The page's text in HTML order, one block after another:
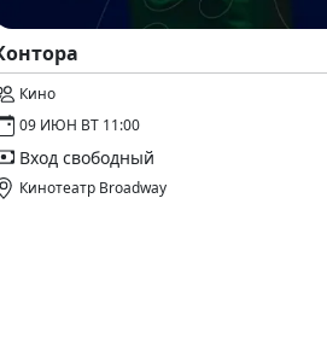
Кино
09 ИЮН ВТ 11:00
Вход свободный
Кинотеатр Broadway